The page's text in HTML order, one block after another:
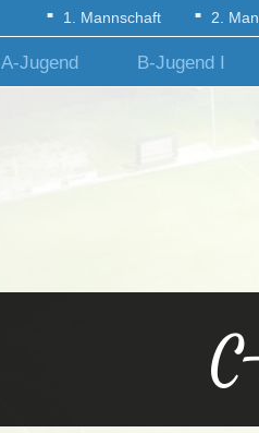
1. Mannschaft 2.
A-Jugend B-Jugend I